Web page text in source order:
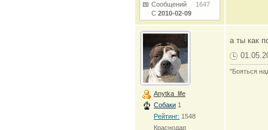
Сообщений 1647
С 2010-02-09
Anytka_life
Собаки 1
Рейтинг: 1548
Краснодар
а ты как
"Бояться